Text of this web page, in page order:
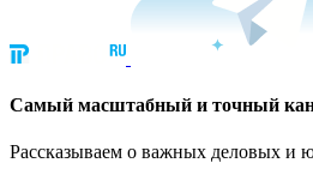
Cамый масштабный и точный
Рассказываем о важных деловых и